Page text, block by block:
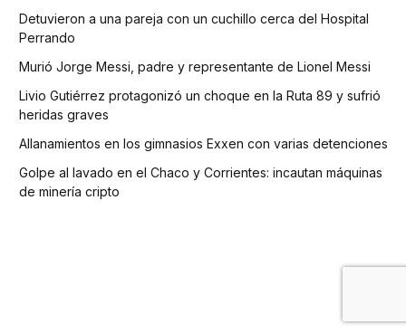
Detuvieron a una pareja con un cuchillo cerca del Hospital
Perrando
Murió Jorge Messi, padre y representante de Lionel Messi
Livio Gutiérrez protagonizó un choque en la Ruta 89 y sufrió
heridas graves
Allanamientos en los gimnasios Exxen con varias detenciones
Golpe al lavado en el Chaco y Corrientes: incautan máquinas
de minería cripto